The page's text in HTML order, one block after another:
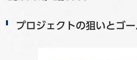
プロジェクトの狙いとゴー